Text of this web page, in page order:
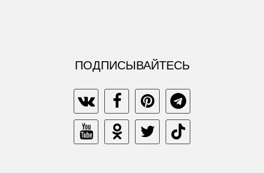
ПОДПИСЫВАЙТЕСЬ